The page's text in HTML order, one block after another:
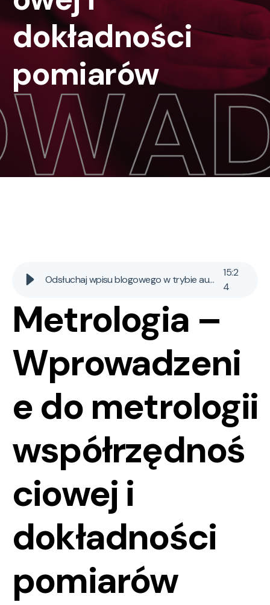
dokładności
pomiarów
Odsłuchaj wpisu blogowego w trybie audio AI
15:2
4
Metrologia –
Wprowadzeni
e do metrologii
współrzędnoś
ciowej i
dokładności
pomiarów